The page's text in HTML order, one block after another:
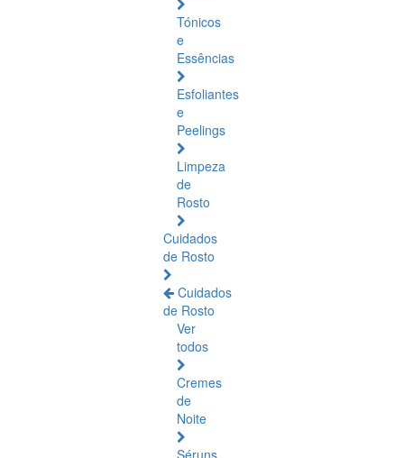
Tónicos
e
Essências
Esfoliantes
e
Peelings
Limpeza
de
Rosto
Cuidados
de Rosto
Cuidados
de Rosto
Ver
todos
Cremes
de
Noite
Séruns